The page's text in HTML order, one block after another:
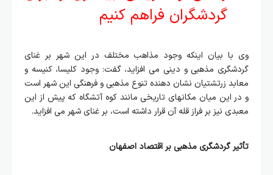
گردشگران فراهم کنیم
وی با بیان اینکه وجود مذاهب مختلف در این شهر بر غنای
گردشگری مذهبی و دینی می افزاید، گفت: وجود کلیسا، کنیسه و
معابد زرتشتیان نشان‌ دهنده تنوع مذهبی و فرهنگی این شهر است
و در این میان مکانهای تاریخی مانند کوه آتشگاه که پیش از این
معبدی نیز بر فراز قله آن قرار داشته است، بر غنای شهر می افزاید.
تأثیر گردشگری مذهبی بر اقتصاد اصفهان